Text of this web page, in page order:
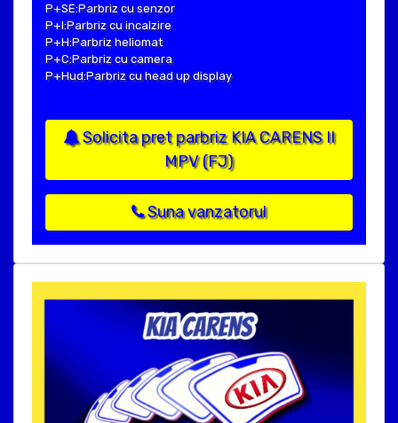
P+SE:Parbriz cu senzor
P+I:Parbriz cu incalzire
P+H:Parbriz heliomat
P+C:Parbriz cu camera
P+Hud:Parbriz cu head up display
Solicita pret parbriz KIA CARENS II
MPV (FJ)
Suna vanzatorul